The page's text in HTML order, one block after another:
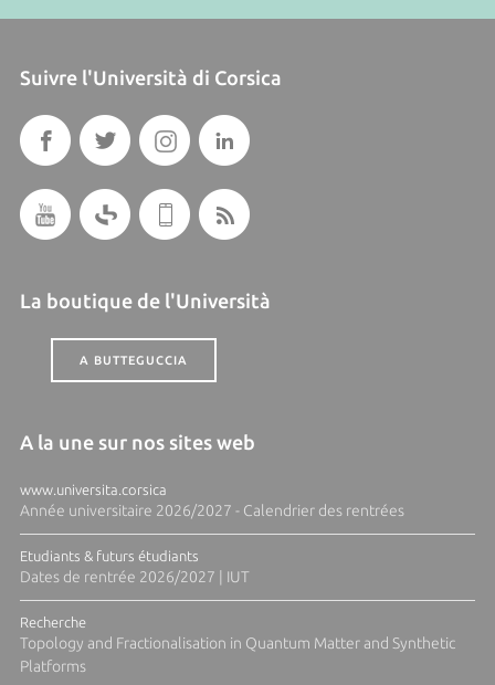
Suivre l'Università di Corsica
La boutique de l'Università
A BUTTEGUCCIA
A la une sur nos sites web
www.universita.corsica
Année universitaire 2026/2027 - Calendrier des rentrées
Etudiants & futurs étudiants
Dates de rentrée 2026/2027 | IUT
Recherche
Topology and Fractionalisation in Quantum Matter and Synthetic
Platforms